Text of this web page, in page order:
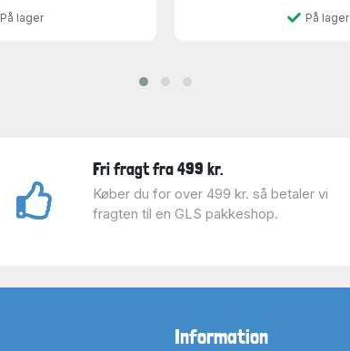
På lager På lager
Fri fragt fra 499 kr.
Køber du for over 499 kr. så betaler vi
fragten til en GLS pakkeshop.
Information